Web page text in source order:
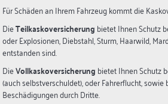
Für Schäden an Ihrem Fahrzeug kommt die
DieTeilkaskoversicherung bietet Ihnen Schutz
oder Explosionen, Diebstahl, Sturm, Haarwild,
entstanden sind.
DieVollkaskoversicherung bietet Ihnen Schutz
(auch selbstverschuldet), oder Fahrerflucht,
Beschädigungen durch Dritte.